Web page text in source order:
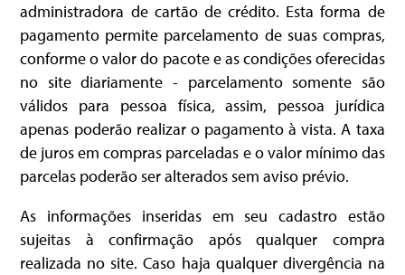
administradora de cartão de crédito. Esta forma de
pagamento permite parcelamento de suas compras,
conforme o valor do pacote e as condições oferecidas
no site diariamente - parcelamento somente são
válidos para pessoa física, assim, pessoa jurídica
apenas poderão realizar o pagamento à vista. A taxa
de juros em compras parceladas e o valor mínimo das
parcelas poderão ser alterados sem aviso prévio.
As informações inseridas em seu cadastro estão
sujeitas à confirmação após qualquer compra
realizada no site. Caso haja qualquer divergência na